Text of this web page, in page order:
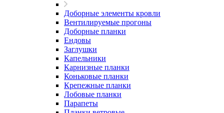
Доборные элементы кровли
Вентилируемые прогоны
Доборные планки
Ендовы
Заглушки
Капельники
Карнизные планки
Коньковые планки
Крепежные планки
Лобовые планки
Парапеты